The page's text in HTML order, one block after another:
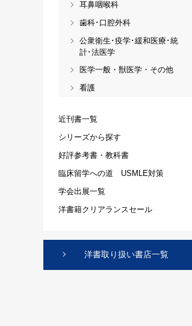
耳鼻咽喉科
歯科･口腔外科
公衆衛生･疫学･緩和医療･統
計･法医学
医学一般・獣医学・その他
看護
近刊書一覧
シリーズから探す
好評参考書・教科書
臨床留学への道 USMLE対策
学会出展一覧
洋書籍クリアランスセール
洋書取り扱い書店一覧